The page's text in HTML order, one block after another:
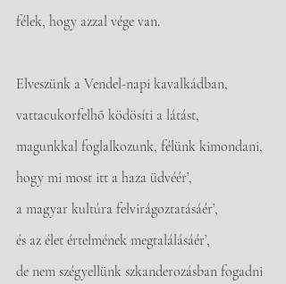
félek, hogy azzal vége van.
Elveszünk a Vendel-napi kavalkádban,
vattacukorfelhő ködösíti a látást,
magunkkal foglalkozunk, félünk kimondani,
hogy mi most itt a haza üdvéér’,
a magyar kultúra felvirágoztatásáér’,
és az élet értelmének megtalálásáér’,
de nem szégyellünk szkanderozásban fogadni